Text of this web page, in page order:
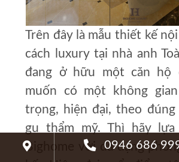
Trên đây là mẫu thiết kế
cách luxury tại nhà anh
đang ở hữu một căn hộ
muốn có một không
trọng, hiện đại, theo
gu thẩm mỹ. Thì hãy lựa
Bighome với đa dạng
0946 686